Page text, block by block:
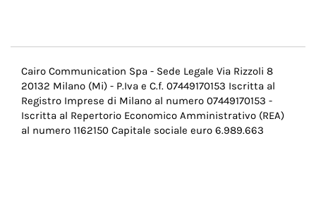
Menu
Pie
di
pagina
Cairo Communication Spa - Sede Legale Via Rizzoli 8
20132 Milano (Mi) - P.Iva e C.f. 07449170153 Iscritta al
Registro Imprese di Milano al numero 07449170153 -
Iscritta al Repertorio Economico Amministrativo (REA)
al numero 1162150 Capitale sociale euro 6.989.663